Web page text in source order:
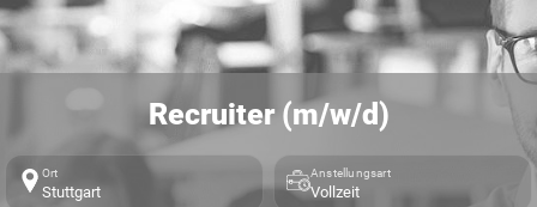
Recruiter (m/w/d)
Ort
Stuttgart
Anstellungsart
Vollzeit